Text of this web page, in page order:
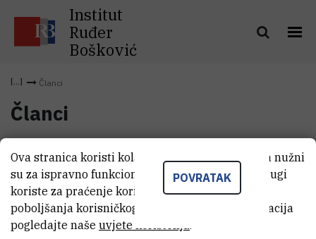
Institut
Ruđer
Bošković
Članci
Članci
O labosu
POVRATAK
Ova stranica koristi kolačiće. Neki od tih kolačića nužni
su za ispravno funkcioniranje stranice, dok se drugi
koriste za praćenje korištenja stranice radi
poboljšanja korisničkog iskustva. Za više informacija
pogledajte naše uvjete korištenja.